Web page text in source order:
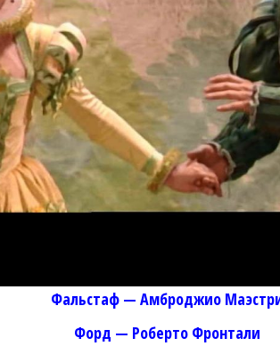
Фальстаф — Амброджио
Форд — Роберто Фронтали